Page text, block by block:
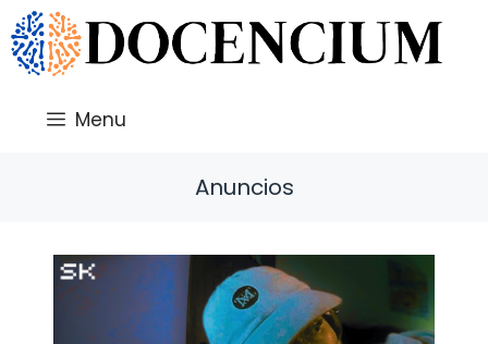
Saltar
al
contenido
Menu
Anuncios